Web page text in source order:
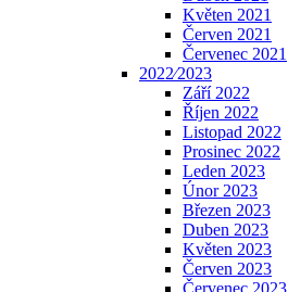
Květen 2021
Červen 2021
Červenec 2021
2022⁄2023
Září 2022
Říjen 2022
Listopad 2022
Prosinec 2022
Leden 2023
Únor 2023
Březen 2023
Duben 2023
Květen 2023
Červen 2023
Červenec 2023